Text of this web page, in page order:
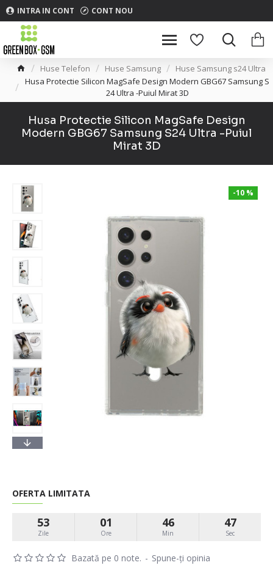
INTRA IN CONT CONT NOU
Huse Telefon Huse Samsung
Huse Samsung s24 Ultra
Husa Protectie Silicon MagSafe Design Modern GBG67 Samsung S
24 Ultra -Puiul Mirat 3D
Husa Protectie Silicon MagSafe Design
Modern GBG67 Samsung S24 Ultra -Puiul
Mirat 3D
-10 %
Bazată pe 0 note. - Spune-ţi opinia
OFERTA LIMITATA
53
Zile
01
Ore
46
Min
46
Sec